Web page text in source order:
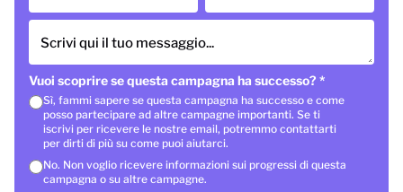
Scrivi qui il tuo messaggio...
Vuoi scoprire se questa campagna ha successo? *
Sì, fammi sapere se questa campagna ha successo e come
posso partecipare ad altre campagne importanti. Se ti
iscrivi per ricevere le nostre email, potremmo contattarti
per dirti di più su come puoi aiutarci.
No. Non voglio ricevere informazioni sui progressi di questa
campagna o su altre campagne.